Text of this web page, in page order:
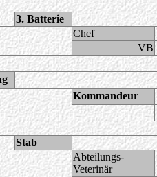
3. Batterie
Chef
VB
Kommandeur
Stab
Abteilungs-
Veterinär